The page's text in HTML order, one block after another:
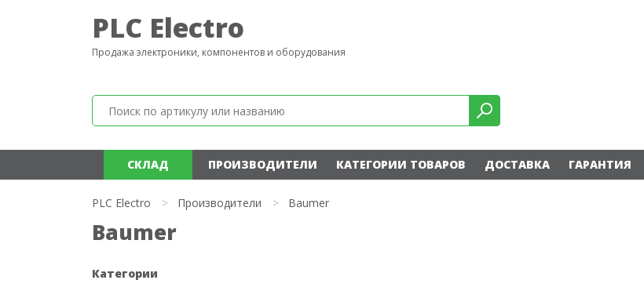
PLC Electro
Продажа электроники, компонентов и оборудования
СКЛАД ПРОИЗВОДИТЕЛИ КАТЕГОРИИ ТОВАРОВ ДОСТАВКА ГАРАНТИЯ
PLC Electro > Производители > Baumer
Baumer
Категории